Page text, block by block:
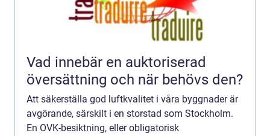
Vad innebär en auktoriserad
översättning och när behövs den?
Att säkerställa god luftkvalitet i våra byggnader är
avgörande, särskilt i en storstad som Stockholm.
En OVK-besiktning, eller obligatorisk